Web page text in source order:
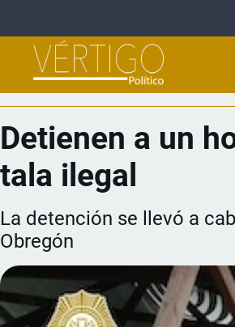
Detienen a un
tala ilegal
La detención se llevó a
Obregón